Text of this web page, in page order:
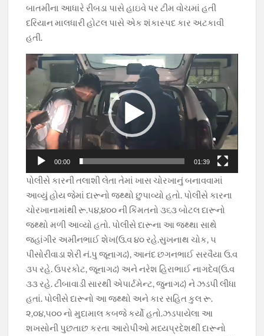
બાતમીના આધારે રીબડા પાસે હાઇવે પર ટીમ વોચમાં હતી
દરિયાન માલધારી હોટલ પાસે એક શંકાસ્પદ કાર અટકાવી
હતી.
Video
Player
00:00 01:39
પોલીસે કારની તલાશી લેતા તેમાં ખાસ ચોરખાનું બનાવવામાં
આવ્યું હોય જેમાં દારૂનો જથ્થો છુપાવ્યો હતો. પોલીસે કારના
ચોરખાનામાંથી રૂ.૫૪,૪૦૦ ની કિંમતનો ૩૬૩ બોટલ દારૂનો
જથ્થો મળી આવ્યો હતો. પોલીસે દારૂના આ જથ્થા સાથે
જહાંગીર અમીનભાઈ શેખ(ઉ.વ ૪૦ રહે.સુખનાથ ચોક, ૫
પીસોરીવાડા શેરી નં.પુ જૂનાગઢ), આનંદ છગનભાઈ સરવૈયા ઉ.વ
૩૫ રહે. ઉપરકોટ, જૂનાગઢ) અને નરેશ હિરાભાઈ નાગદેવ(ઉ.વ
૩૩ રહે. ટીંબાવાડી સારથી એપાર્ટમેન્ટ, જુનાગઢ) ને ઝડપી લીધા
હતાં. પોલીસે દારૂનો આ જથ્થો અને કાર સહિત કુલ રૂ.
૨,૦૪,૫૦૦ નો મુદામાલ કબજે કર્યો હતો.ઝડપાયેલા આ
શખસોની પુછતાછ કરતા આરોપીઓ મધ્યપ્રદેશથી દારૂનો